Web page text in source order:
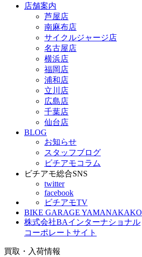
店舗案内
芦屋店
南麻布店
サイクルジャージ店
名古屋店
横浜店
福岡店
浦和店
立川店
広島店
千葉店
仙台店
BLOG
お知らせ
スタッフブログ
ビチアモコラム
ビチアモ総合SNS
twitter
facebook
ビチアモTV
BIKE GARAGE YAMANAKAKO
株式会社BAインターナショナル
コーポレートサイト
買取・入荷情報